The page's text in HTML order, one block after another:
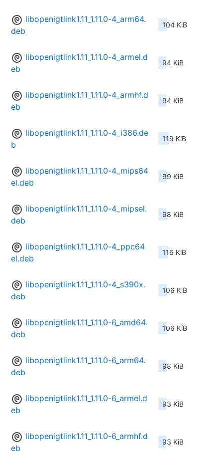
libopenigtlink1.11_1.11.0-4_arm64.
deb
104 KiB
libopenigtlink1.11_1.11.0-4_armel.d
eb
94 KiB
libopenigtlink1.11_1.11.0-4_armhf.d
eb
94 KiB
libopenigtlink1.11_1.11.0-4_i386.de
b
119 KiB
libopenigtlink1.11_1.11.0-4_mips64
el.deb
99 KiB
libopenigtlink1.11_1.11.0-4_mipsel.
deb
98 KiB
libopenigtlink1.11_1.11.0-4_ppc64
el.deb
116 KiB
libopenigtlink1.11_1.11.0-4_s390x.
deb
106 KiB
libopenigtlink1.11_1.11.0-6_amd64.
deb
106 KiB
libopenigtlink1.11_1.11.0-6_arm64.
deb
98 KiB
libopenigtlink1.11_1.11.0-6_armel.d
eb
93 KiB
libopenigtlink1.11_1.11.0-6_armhf.d
eb
93 KiB